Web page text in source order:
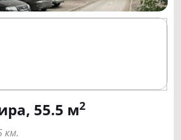
55.5 м2
км.